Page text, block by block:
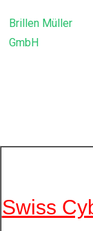
Brillen Müller
GmbH